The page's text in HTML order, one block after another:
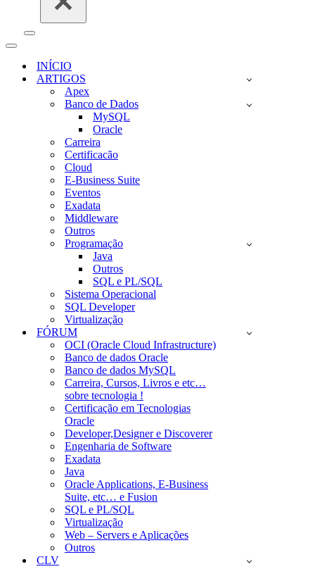
Menu
navegação
Menu
navegaçãoINÍCIO
ARTIGOS
Apex
Banco de Dados
MySQL
Oracle
Carreira
Certificacão
Cloud
E-Business Suite
Eventos
Exadata
Middleware
Outros
Programação
Java
Outros
SQL e PL/SQL
Sistema Operacional
SQL Developer
Virtualização
FÓRUM
OCI (Oracle Cloud Infrastructure)
Banco de dados Oracle
Banco de dados MySQL
Carreira, Cursos, Livros e etc…
sobre tecnologia !
Certificação em Tecnologias
Oracle
Developer,Designer e Discoverer
Engenharia de Software
Exadata
Java
Oracle Applications, E-Business
Suite, etc… e Fusion
SQL e PL/SQL
Virtualização
Web – Servers e Aplicações
Outros
CLV